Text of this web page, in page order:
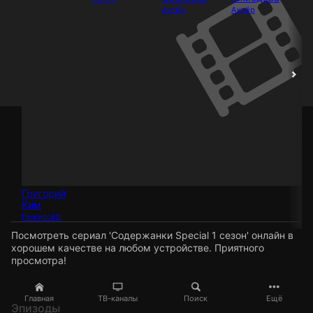
Главная ТВ-каналы Поиск Ещё
Григорий
Ким
Режиссёр
Актёр Актёр
Посмотреть сериал 'Содержанки Special 1 сезон' онлайн в
хорошем качестве на любом устройстве. Приятного
просмотра!
Эпизоды